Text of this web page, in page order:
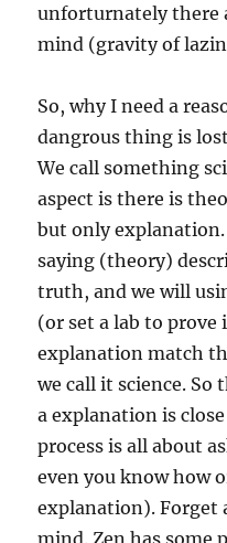
unforturnately there
mind (gravity of
So, why I need a
dangrous thing is
We call something
aspect is there is
but only
saying (theory)
truth, and we will
(or set a lab to
explanation match
we call it science. So
a explanation is
process is all about
even you know how
explanation). Forget
mind. Zen has some